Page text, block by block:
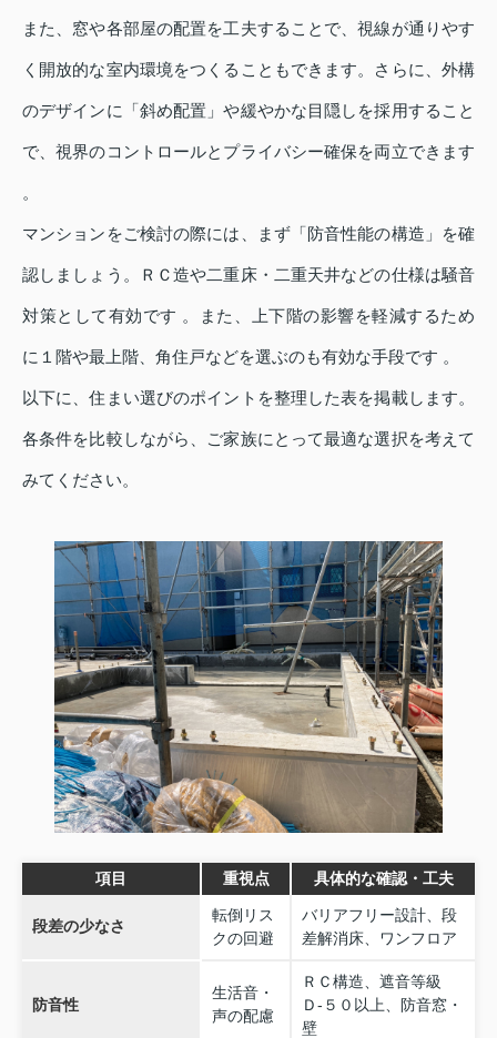
また、窓や各部屋の配置を工夫することで、視線が通りやす
く開放的な室内環境をつくることもできます。さらに、外構
のデザインに「斜め配置」や緩やかな目隠しを採用すること
で、視界のコントロールとプライバシー確保を両立できます
。
マンションをご検討の際には、まず「防音性能の構造」を確
認しましょう。ＲＣ造や二重床・二重天井などの仕様は騒音
対策として有効です 。また、上下階の影響を軽減するため
に１階や最上階、角住戸などを選ぶのも有効な手段です 。
以下に、住まい選びのポイントを整理した表を掲載します。
各条件を比較しながら、ご家族にとって最適な選択を考えて
みてください。
項目 重視点 具体的な確認・工夫
段差の少なさ
転倒リス
クの回避
バリアフリー設計、段
差解消床、ワンフロア
防音性
生活音・
声の配慮
ＲＣ構造、遮音等級
Ｄ‑５０以上、防音窓・
壁